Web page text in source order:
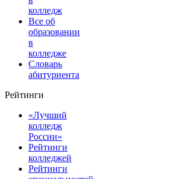
колледж
Все об
образовании
в
колледже
Словарь
абитуриента
Рейтинги
«Лучший
колледж
России»
Рейтинги
колледжей
Рейтинги